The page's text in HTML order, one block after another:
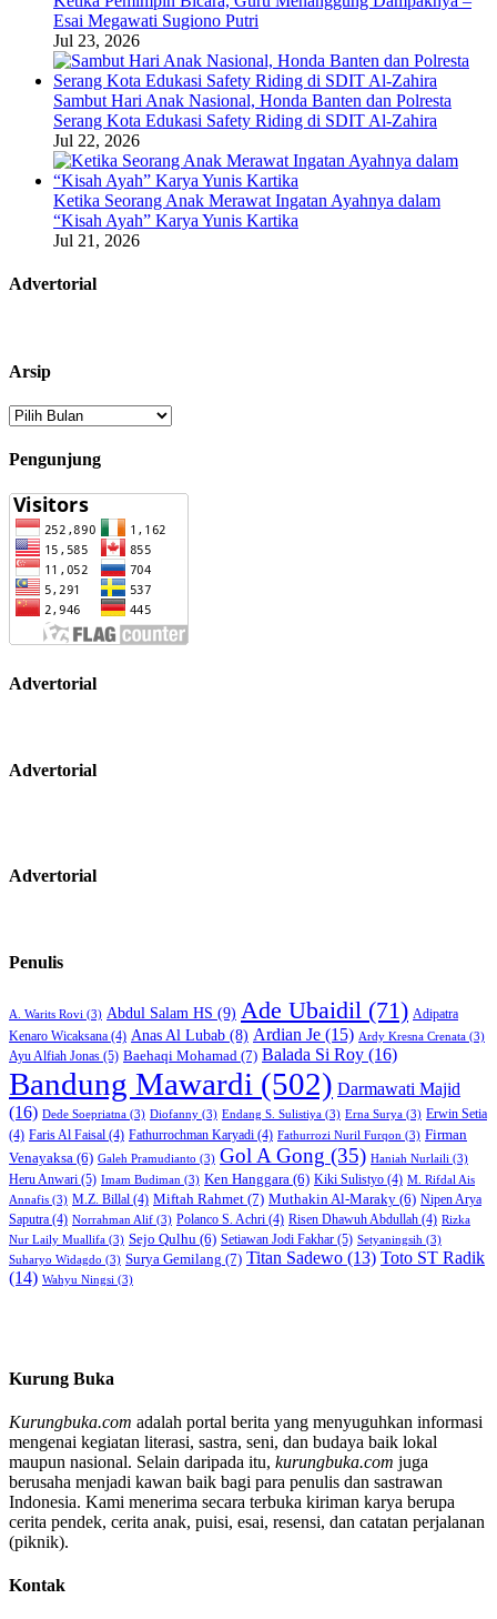
Esai Megawati Sugiono Putri
Jul 23, 2026
Sambut Hari Anak Nasional, Honda Banten dan Polresta
Serang Kota Edukasi Safety Riding di SDIT Al-Zahira
Jul 22, 2026
Ketika Seorang Anak Merawat Ingatan Ayahnya dalam
“Kisah Ayah” Karya Yunis Kartika
Jul 21, 2026
Advertorial
Arsip
Arsip
Pengunjung
Advertorial
Advertorial
Advertorial
Penulis
A. Warits Rovi (3) Abdul Salam HS (9) Ade Ubaidil (71) Adipatra
Kenaro Wicaksana (4) Anas Al Lubab (8) Ardian Je (15) Ardy Kresna Crenata (3)
Ayu Alfiah Jonas (5) Baehaqi Mohamad (7) Balada Si Roy (16)
Bandung Mawardi (502) Darmawati Majid
(16) Dede Soepriatna (3) Diofanny (3) Endang S. Sulistiya (3) Erna Surya (3) Erwin Setia
(4) Faris Al Faisal (4) Fathurrochman Karyadi (4) Fathurrozi Nuril Furqon (3) Firman
Venayaksa (6) Galeh Pramudianto (3) Gol A Gong (35) Haniah Nurlaili (3)
Heru Anwari (5) Imam Budiman (3) Ken Hanggara (6) Kiki Sulistyo (4) M. Rifdal Ais
Annafis (3) M.Z. Billal (4) Miftah Rahmet (7) Muthakin Al-Maraky (6) Nipen Arya
Saputra (4) Norrahman Alif (3) Polanco S. Achri (4) Risen Dhawuh Abdullah (4) Rizka
Nur Laily Muallifa (3) Sejo Qulhu (6) Setiawan Jodi Fakhar (5) Setyaningsih (3)
Suharyo Widagdo (3) Surya Gemilang (7) Titan Sadewo (13) Toto ST Radik
(14) Wahyu Ningsi (3)
Kurung Buka
Kurungbuka.com adalah portal berita yang menyuguhkan informasi
mengenai kegiatan literasi, sastra, seni, dan budaya baik lokal
maupun nasional. Selain daripada itu, kurungbuka.com juga
berusaha menjadi kawan baik bagi para penulis dan sastrawan
Indonesia. Kami menerima secara terbuka kiriman karya berupa
cerita pendek, cerita anak, puisi, esai, resensi, dan catatan perjalanan
(piknik).
Kontak